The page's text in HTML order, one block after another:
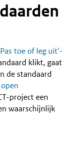
toe of leg uit'-
klikt, gaat
de standaard
project een
waarschijnlijk